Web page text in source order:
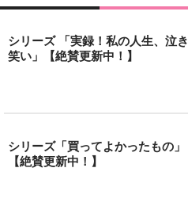
シリーズ 「実録！私の人生、泣き
笑い」【絶賛更新中！】
シリーズ「買ってよかったもの」
【絶賛更新中！】